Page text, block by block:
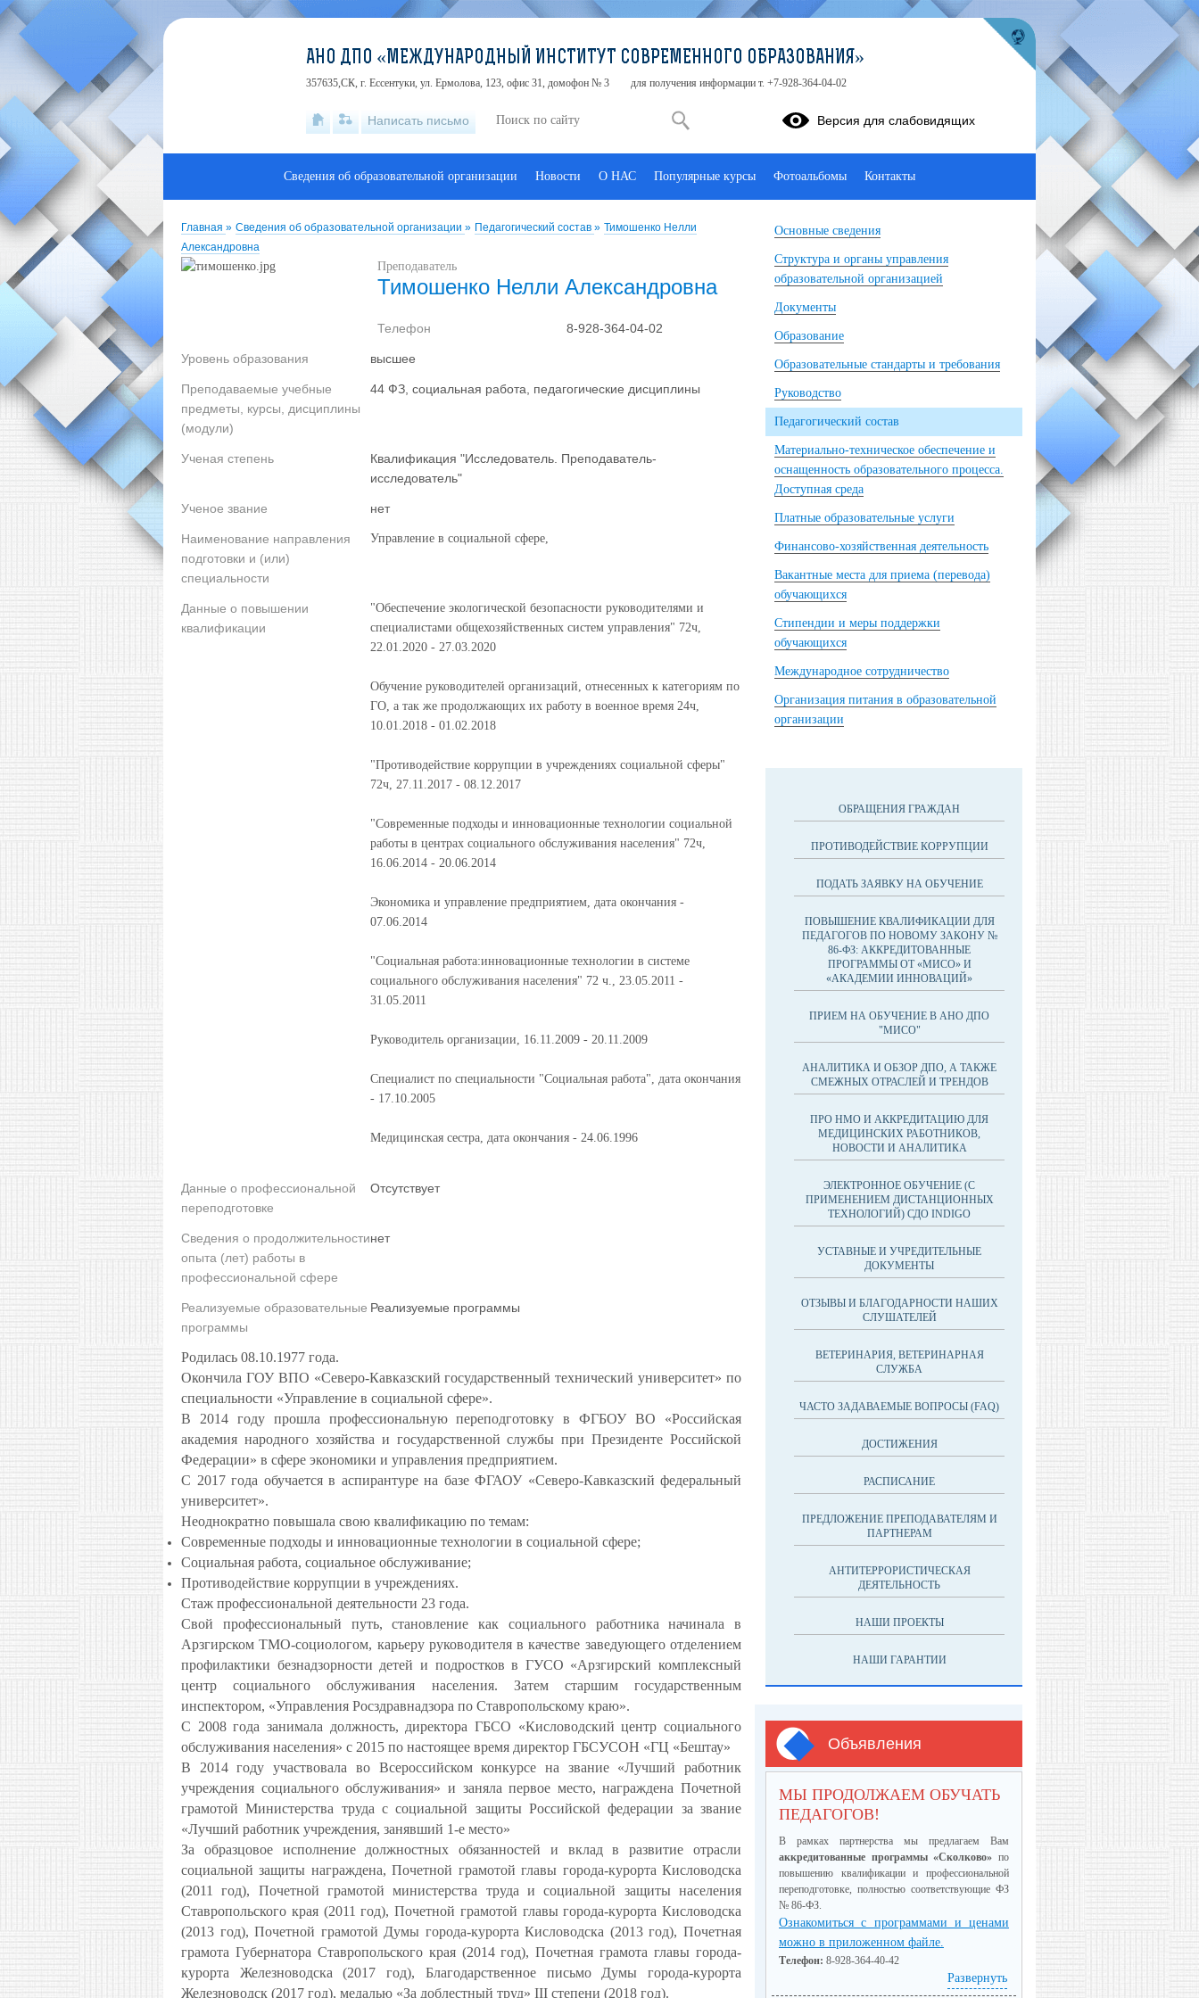
Главная » Сведения об образовательной организации » Педагогический состав » Тимошенко Нелли
Александровна
Преподаватель
Тимошенко Нелли Александровна
Телефон 8-928-364-04-02
Уровень образования высшее
Преподаваемые учебные
предметы, курсы, дисциплины
(модули)
44 ФЗ, социальная работа, педагогические дисциплины
Ученая степень
Квалификация "Исследователь. Преподаватель-
исследователь"
Ученое звание нет
Наименование направления
подготовки и (или)
специальности
Управление в социальной сфере,
Данные о повышении
квалификации
"Обеспечение экологической безопасности руководителями и
специалистами общехозяйственных систем управления" 72ч,
22.01.2020 - 27.03.2020
Обучение руководителей организаций, отнесенных к категориям по
ГО, а так же продолжающих их работу в военное время 24ч,
10.01.2018 - 01.02.2018
"Противодействие коррупции в учреждениях социальной сферы"
72ч, 27.11.2017 - 08.12.2017
"Современные подходы и инновационные технологии социальной
работы в центрах социального обслуживания населения" 72ч,
16.06.2014 - 20.06.2014
Экономика и управление предприятием, дата окончания -
07.06.2014
"Социальная работа:инновационные технологии в системе
социального обслуживания населения" 72 ч., 23.05.2011 -
31.05.2011
Руководитель организации, 16.11.2009 - 20.11.2009
Специалист по специальности "Социальная работа", дата окончания
- 17.10.2005
Медицинская сестра, дата окончания - 24.06.1996
Данные о профессиональной
переподготовке
Отсутствует
Сведения о продолжительности
опыта (лет) работы в
профессиональной сфере
нет
Реализуемые образовательные
программы
Реализуемые программы
Родилась 08.10.1977 года.
Окончила ГОУ ВПО «Северо-Кавказский государственный технический университет» по
специальности «Управление в социальной сфере».
В 2014 году прошла профессиональную переподготовку в ФГБОУ ВО «Российская
академия народного хозяйства и государственной службы при Президенте Российской
Федерации» в сфере экономики и управления предприятием.
С 2017 года обучается в аспирантуре на базе ФГАОУ «Северо-Кавказский федеральный
университет».
Неоднократно повышала свою квалификацию по темам:
Современные подходы и инновационные технологии в социальной сфере;
Социальная работа, социальное обслуживание;
Противодействие коррупции в учреждениях.
Стаж профессиональной деятельности 23 года.
Свой профессиональный путь, становление как социального работника начинала в
Арзгирском ТМО-социологом, карьеру руководителя в качестве заведующего отделением
профилактики безнадзорности детей и подростков в ГУСО «Арзгирский комплексный
центр социального обслуживания населения. Затем старшим государственным
инспектором, «Управления Росздравнадзора по Ставропольскому краю».
С 2008 года занимала должность, директора ГБСО «Кисловодский центр социального
обслуживания населения» с 2015 по настоящее время директор ГБСУСОН «ГЦ «Бештау»
В 2014 году участвовала во Всероссийском конкурсе на звание «Лучший работник
учреждения социального обслуживания» и заняла первое место, награждена Почетной
грамотой Министерства труда с социальной защиты Российской федерации за звание
«Лучший работник учреждения, занявший 1-е место»
За образцовое исполнение должностных обязанностей и вклад в развитие отрасли
социальной защиты награждена, Почетной грамотой главы города-курорта Кисловодска
(2011 год), Почетной грамотой министерства труда и социальной защиты населения
Ставропольского края (2011 год), Почетной грамотой главы города-курорта Кисловодска
(2013 год), Почетной грамотой Думы города-курорта Кисловодска (2013 год), Почетная
грамота Губернатора Ставропольского края (2014 год), Почетная грамота главы города-
курорта Железноводска (2017 год), Благодарственное письмо Думы города-курорта
Железноводск (2017 год), медалью «За доблестный труд» III степени (2018 год).
Основные сведения
Структура и органы управления
образовательной организацией
Документы
Образование
Образовательные стандарты и требования
Руководство
Педагогический состав
Материально-техническое обеспечение и
оснащенность образовательного процесса.
Доступная среда
Платные образовательные услуги
Финансово-хозяйственная деятельность
Вакантные места для приема (перевода)
обучающихся
Стипендии и меры поддержки
обучающихся
Международное сотрудничество
Организация питания в образовательной
организации
ОБРАЩЕНИЯ ГРАЖДАН
ПРОТИВОДЕЙСТВИЕ КОРРУПЦИИ
ПОДАТЬ ЗАЯВКУ НА ОБУЧЕНИЕ
ПОВЫШЕНИЕ КВАЛИФИКАЦИИ ДЛЯ
ПЕДАГОГОВ ПО НОВОМУ ЗАКОНУ №
86-ФЗ: АККРЕДИТОВАННЫЕ
ПРОГРАММЫ ОТ «МИСО» И
«АКАДЕМИИ ИННОВАЦИЙ»
ПРИЕМ НА ОБУЧЕНИЕ В АНО ДПО
"МИСО"
АНАЛИТИКА И ОБЗОР ДПО, А ТАКЖЕ
СМЕЖНЫХ ОТРАСЛЕЙ И ТРЕНДОВ
ПРО НМО И АККРЕДИТАЦИЮ ДЛЯ
МЕДИЦИНСКИХ РАБОТНИКОВ,
НОВОСТИ И АНАЛИТИКА
ЭЛЕКТРОННОЕ ОБУЧЕНИЕ (С
ПРИМЕНЕНИЕМ ДИСТАНЦИОННЫХ
ТЕХНОЛОГИЙ) СДО INDIGO
УСТАВНЫЕ И УЧРЕДИТЕЛЬНЫЕ
ДОКУМЕНТЫ
ОТЗЫВЫ И БЛАГОДАРНОСТИ НАШИХ
СЛУШАТЕЛЕЙ
ВЕТЕРИНАРИЯ, ВЕТЕРИНАРНАЯ
СЛУЖБА
ЧАСТО ЗАДАВАЕМЫЕ ВОПРОСЫ (FAQ)
ДОСТИЖЕНИЯ
РАСПИСАНИЕ
ПРЕДЛОЖЕНИЕ ПРЕПОДАВАТЕЛЯМ И
ПАРТНЕРАМ
АНТИТЕРРОРИСТИЧЕСКАЯ
ДЕЯТЕЛЬНОСТЬ
НАШИ ПРОЕКТЫ
НАШИ ГАРАНТИИ
Объявления
МЫ ПРОДОЛЖАЕМ ОБУЧАТЬ
ПЕДАГОГОВ!
В рамках партнерства мы предлагаем Вам
аккредитованные программы «Сколково» по
повышению квалификации и профессиональной
переподготовке, полностью соответствующие ФЗ
№ 86-ФЗ.
Ознакомиться с программами и ценами
можно в приложенном файле.
Телефон: 8-928-364-40-42
Развернуть
АНО ДПО «МЕЖДУНАРОДНЫЙ ИНСТИТУТ СОВРЕМЕННОГО ОБРАЗОВАНИЯ»
357635,СК, г. Ессентуки, ул. Ермолова, 123, офис 31, домофон № 3 для получения информации т. +7-928-364-04-02
Написать письмо Версия для слабовидящих
Сведения об образовательной организации Новости О НАС Популярные курсы Фотоальбомы Контакты